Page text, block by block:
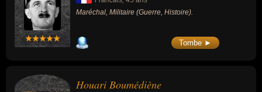
Maréchal, Militaire (Guerre, Histoire).
Tombe ►
Houari Boumédiène